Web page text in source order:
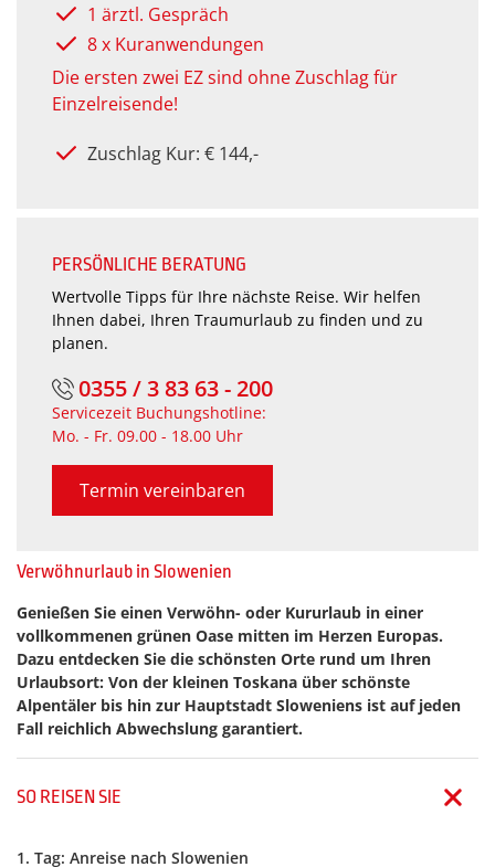
Verwöhnurlaub in Slowenien
Genießen Sie einen Verwöhn- oder Kururlaub in einer
vollkommenen grünen Oase mitten im Herzen Europas.
Dazu entdecken Sie die schönsten Orte rund um Ihren
Urlaubsort: Von der kleinen Toskana über schönste
Alpentäler bis hin zur Hauptstadt Sloweniens ist auf jeden
Fall reichlich Abwechslung garantiert.
SO REISEN SIE
1. Tag: Anreise nach Slowenien
1 ärztl. Gespräch
8 x Kuranwendungen
Die ersten zwei EZ sind ohne Zuschlag für
Einzelreisende!
Zuschlag Kur: € 144,-
PERSÖNLICHE BERATUNG
Wertvolle Tipps für Ihre nächste Reise. Wir helfen
Ihnen dabei, Ihren Traumurlaub zu finden und zu
planen.
0355 / 3 83 63 - 200
Servicezeit Buchungshotline:
Mo. - Fr. 09.00 - 18.00 Uhr
Termin vereinbaren